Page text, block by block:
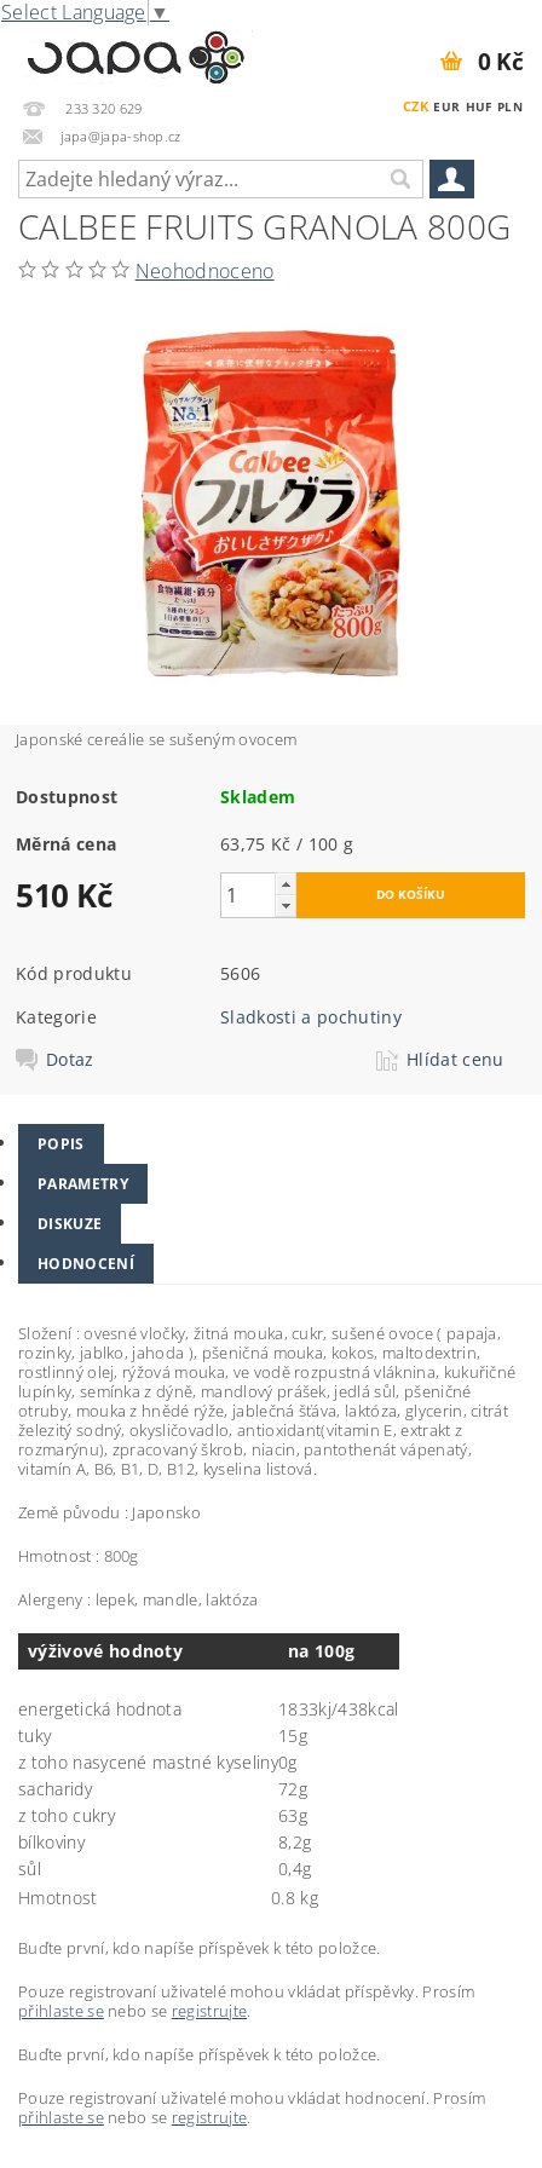
Select Language ▼
233 320 629
japa@japa-shop.cz
CZK EUR HUF PLN
0 Kč
CALBEE FRUITS GRANOLA 800G
Neohodnoceno
Japonské cereálie se sušeným ovocem
Dostupnost Skladem
Měrná cena 63,75 Kč / 100 g
510 Kč
Kód produktu
5606
Kategorie
Sladkosti a pochutiny
Dotaz
Hlídat cenu
POPIS
PARAMETRY
DISKUZE
HODNOCENÍ
Složení : ovesné vločky, žitná mouka, cukr, sušené ovoce ( papaja,
rozinky, jablko, jahoda ), pšeničná mouka, kokos, maltodextrin,
rostlinný olej, rýžová mouka, ve vodě rozpustná vláknina, kukuřičné
lupínky, semínka z dýně, mandlový prášek, jedlá sůl, pšeničné
otruby, mouka z hnědé rýže, jablečná šťáva, laktóza, glycerin, citrát
železitý sodný, okysličovadlo, antioxidant(vitamin E, extrakt z
rozmarýnu), zpracovaný škrob, niacin, pantothenát vápenatý,
vitamín A, B6, B1, D, B12, kyselina listová.
Země původu : Japonsko
Hmotnost : 800g
Alergeny : lepek, mandle, laktóza
výživové hodnoty na 100g
energetická hodnota
1833kj/438kcal
tuky
15g
z toho nasycené mastné kyseliny0g
sacharidy
72g
z toho cukry
63g
bílkoviny
8,2g
sůl
0,4g
Hmotnost
0.8 kg
Buďte první, kdo napíše příspěvek k této položce.
Pouze registrovaní uživatelé mohou vkládat příspěvky. Prosím
přihlaste senebo se registrujte.
Buďte první, kdo napíše příspěvek k této položce.
Pouze registrovaní uživatelé mohou vkládat hodnocení. Prosím
přihlaste senebo se registrujte.